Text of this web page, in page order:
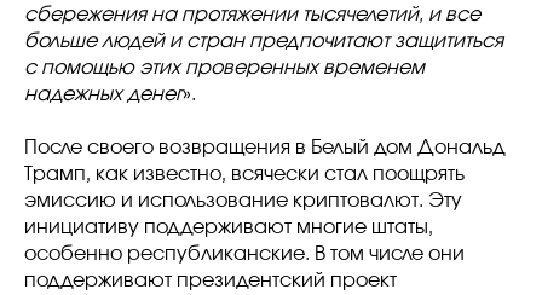
сбережения на протяжении тысячелетий, и все
больше людей и стран предпочитают защититься
с помощью этих проверенных временем
надежных денег».
После своего возвращения в Белый дом Дональд
Трамп, как известно, всячески стал поощрять
эмиссию и использование криптовалют. Эту
инициативу поддерживают многие штаты,
особенно республиканские. В том числе они
поддерживают президентский проект